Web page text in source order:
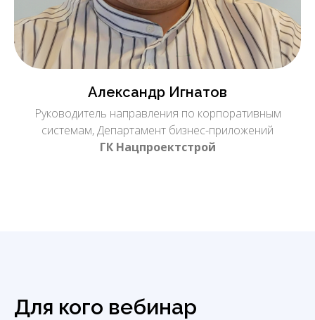
Александр Игнатов
Руководитель направления по корпоративным
системам, Департамент бизнес-приложений
ГК Нацпроектстрой
Для кого вебинар